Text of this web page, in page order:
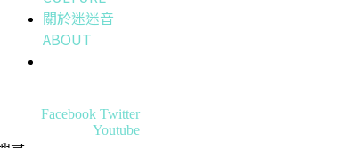
關於迷迷音
ABOUT
Facebook Twitter
Youtube